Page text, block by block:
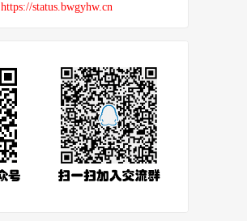
https://status.bwgyhw.cn